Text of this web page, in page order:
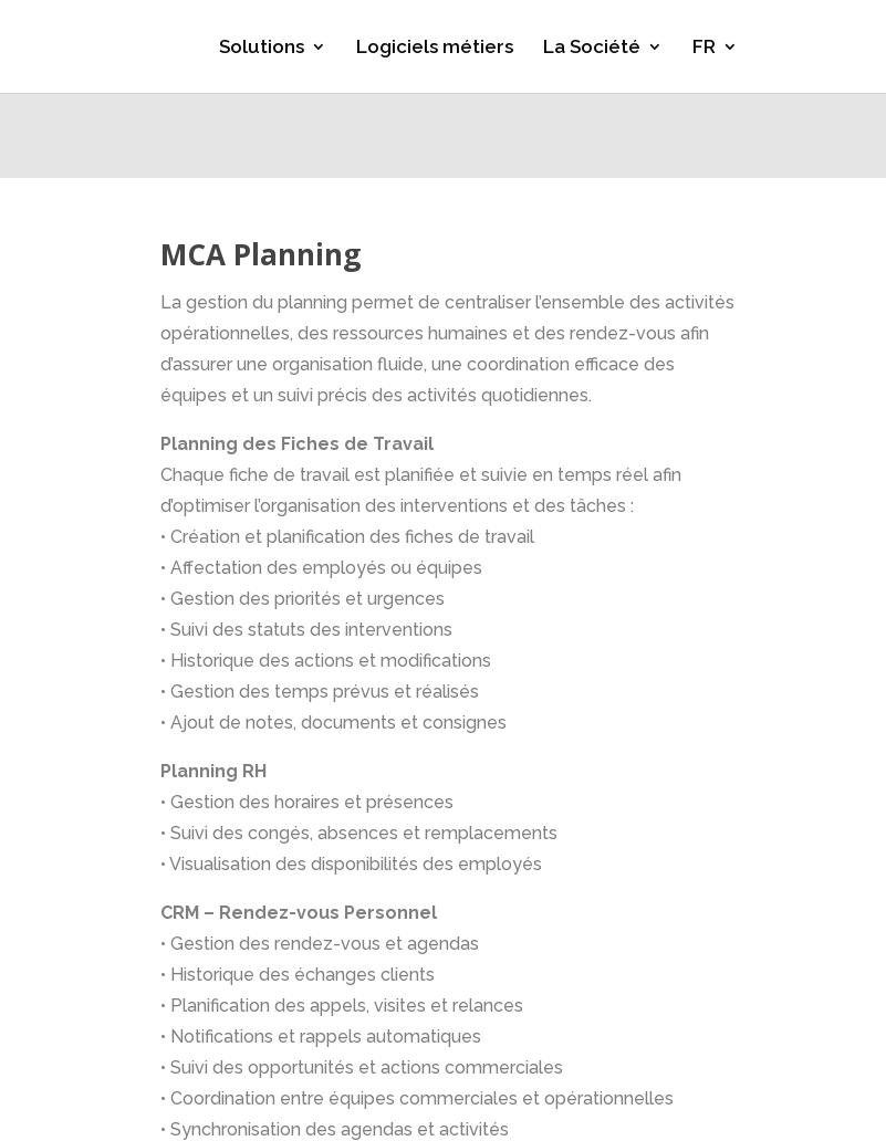
Solutions Logiciels métiers La Société FR
MCA Planning
La gestion du planning permet de centraliser l’ensemble des activités
opérationnelles, des ressources humaines et des rendez-vous afin
d’assurer une organisation fluide, une coordination efficace des
équipes et un suivi précis des activités quotidiennes.
Planning des Fiches de Travail
Chaque fiche de travail est planifiée et suivie en temps réel afin
d’optimiser l’organisation des interventions et des tâches :
• Création et planification des fiches de travail
• Affectation des employés ou équipes
• Gestion des priorités et urgences
• Suivi des statuts des interventions
• Historique des actions et modifications
• Gestion des temps prévus et réalisés
• Ajout de notes, documents et consignes
Planning RH
• Gestion des horaires et présences
• Suivi des congés, absences et remplacements
• Visualisation des disponibilités des employés
CRM – Rendez-vous Personnel
• Gestion des rendez-vous et agendas
• Historique des échanges clients
• Planification des appels, visites et relances
• Notifications et rappels automatiques
• Suivi des opportunités et actions commerciales
• Coordination entre équipes commerciales et opérationnelles
• Synchronisation des agendas et activités